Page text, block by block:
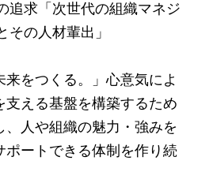
追求「次世代の組織マネジ
その人材輩出」
来をつくる。」心意気によ
支える基盤を構築するため
、人や組織の魅力・強みを
ポートできる体制を作り続